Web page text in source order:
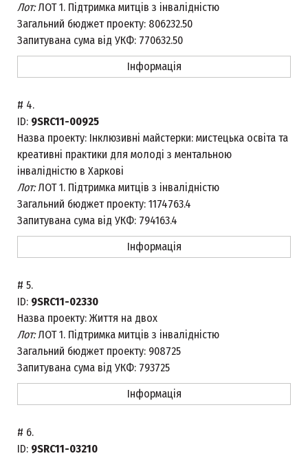
Лот:ЛОТ 1. Підтримка митців з інвалідністю
Загальний бюджет проекту: 806232.50
Запитувана сума від УКФ: 770632.50
Інформація
# 4.
ID: 9SRC11-00925
Назва проекту: Інклюзивні майстерки: мистецька освіта та
креативні практики для молоді з ментальною
інвалідністю в Харкові
Лот:ЛОТ 1. Підтримка митців з інвалідністю
Загальний бюджет проекту: 1174763.4
Запитувана сума від УКФ: 794163.4
Інформація
# 5.
ID: 9SRC11-02330
Назва проекту: Життя на двох
Лот:ЛОТ 1. Підтримка митців з інвалідністю
Загальний бюджет проекту: 908725
Запитувана сума від УКФ: 793725
Інформація
# 6.
ID: 9SRC11-03210